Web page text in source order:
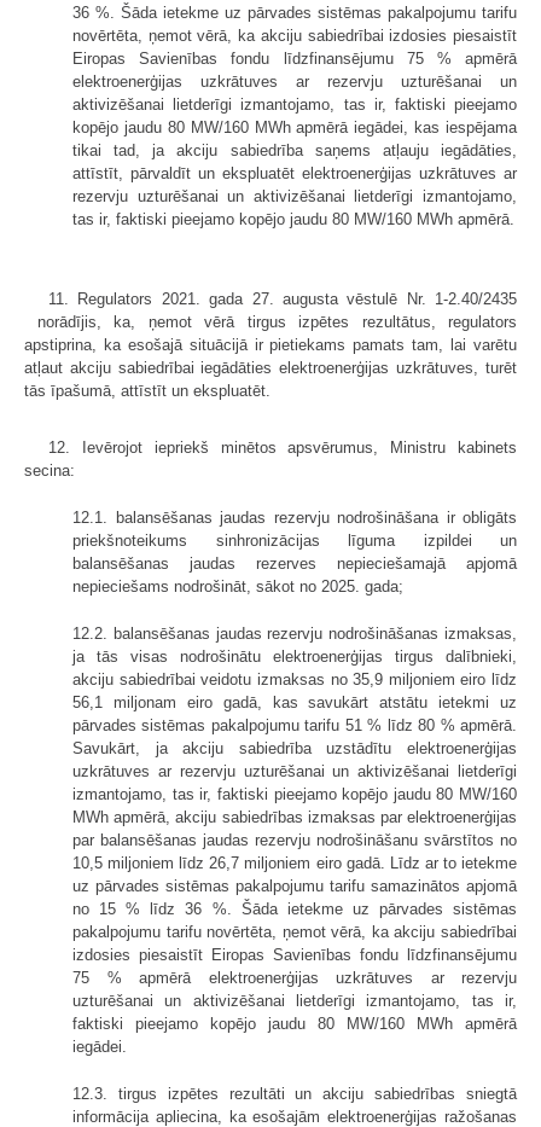
36 %. Šāda ietekme uz pārvades sistēmas pakalpojumu tarifu
novērtēta, ņemot vērā, ka akciju sabiedrībai izdosies piesaistīt
Eiropas Savienības fondu līdzfinansējumu 75 % apmērā
elektroenerģijas uzkrātuves ar rezervju uzturēšanai un
aktivizēšanai lietderīgi izmantojamo, tas ir, faktiski pieejamo
kopējo jaudu 80 MW/160 MWh apmērā iegādei, kas iespējama
tikai tad, ja akciju sabiedrība saņems atļauju iegādāties,
attīstīt, pārvaldīt un ekspluatēt elektroenerģijas uzkrātuves ar
rezervju uzturēšanai un aktivizēšanai lietderīgi izmantojamo,
tas ir, faktiski pieejamo kopējo jaudu 80 MW/160 MWh apmērā.
11. Regulators 2021. gada 27. augusta vēstulē Nr. 1-2.40/2435
norādījis, ka, ņemot vērā tirgus izpētes rezultātus, regulators
apstiprina, ka esošajā situācijā ir pietiekams pamats tam, lai varētu
atļaut akciju sabiedrībai iegādāties elektroenerģijas uzkrātuves, turēt
tās īpašumā, attīstīt un ekspluatēt.
12. Ievērojot iepriekš minētos apsvērumus, Ministru kabinets
secina:
12.1. balansēšanas jaudas rezervju nodrošināšana ir obligāts
priekšnoteikums sinhronizācijas līguma izpildei un
balansēšanas jaudas rezerves nepieciešamajā apjomā
nepieciešams nodrošināt, sākot no 2025. gada;
12.2. balansēšanas jaudas rezervju nodrošināšanas izmaksas,
ja tās visas nodrošinātu elektroenerģijas tirgus dalībnieki,
akciju sabiedrībai veidotu izmaksas no 35,9 miljoniem eiro līdz
56,1 miljonam eiro gadā, kas savukārt atstātu ietekmi uz
pārvades sistēmas pakalpojumu tarifu 51 % līdz 80 % apmērā.
Savukārt, ja akciju sabiedrība uzstādītu elektroenerģijas
uzkrātuves ar rezervju uzturēšanai un aktivizēšanai lietderīgi
izmantojamo, tas ir, faktiski pieejamo kopējo jaudu 80 MW/160
MWh apmērā, akciju sabiedrības izmaksas par elektroenerģijas
par balansēšanas jaudas rezervju nodrošināšanu svārstītos no
10,5 miljoniem līdz 26,7 miljoniem eiro gadā. Līdz ar to ietekme
uz pārvades sistēmas pakalpojumu tarifu samazinātos apjomā
no 15 % līdz 36 %. Šāda ietekme uz pārvades sistēmas
pakalpojumu tarifu novērtēta, ņemot vērā, ka akciju sabiedrībai
izdosies piesaistīt Eiropas Savienības fondu līdzfinansējumu
75 % apmērā elektroenerģijas uzkrātuves ar rezervju
uzturēšanai un aktivizēšanai lietderīgi izmantojamo, tas ir,
faktiski pieejamo kopējo jaudu 80 MW/160 MWh apmērā
iegādei.
12.3. tirgus izpētes rezultāti un akciju sabiedrības sniegtā
informācija apliecina, ka esošajām elektroenerģijas ražošanas